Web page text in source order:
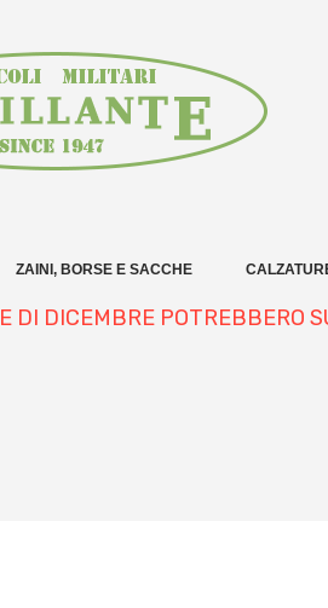
ZAINI, BORSE E SACCHE
DI DICEMBRE POTREBBERO